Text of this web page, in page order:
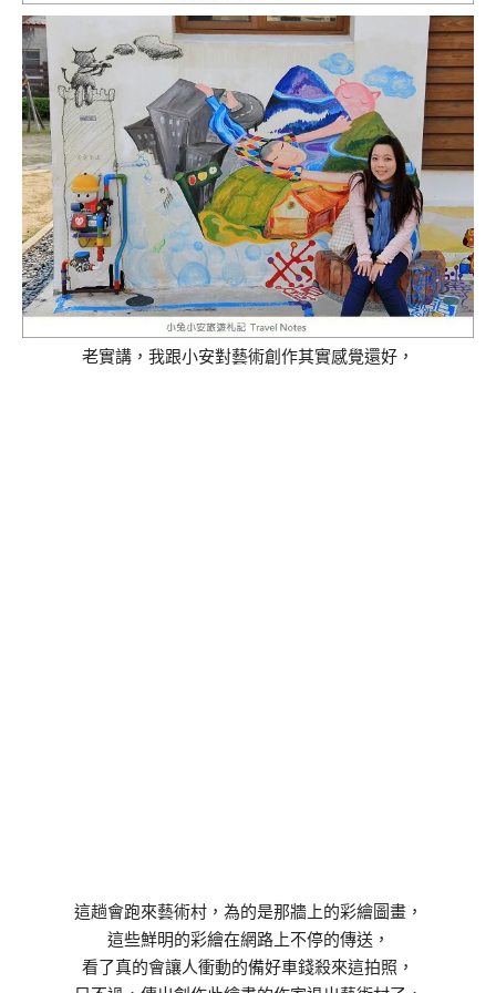
老實講，我跟小安對藝術創作其實感覺還好，
這趟會跑來藝術村，為的是那牆上的彩繪圖畫，
這些鮮明的彩繪在網路上不停的傳送，
看了真的會讓人衝動的備好車錢殺來這拍照，